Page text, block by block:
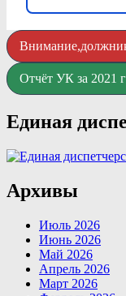
Отчёт УК за 2021
Единая
Архивы
Июль 2026
Июнь 2026
Май 2026
Апрель 2026
Март 2026